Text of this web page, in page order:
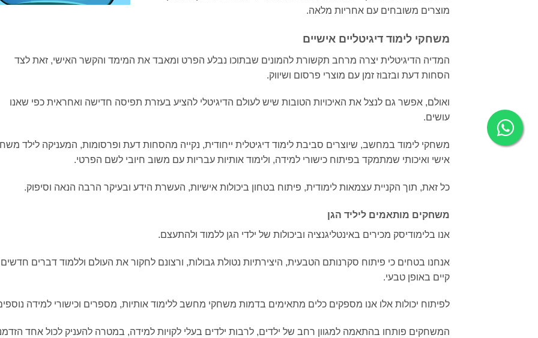
מוצרים משובחים עם אחריות מלאה.
משחקי לימוד דיגיטליים אישיים
המדיה הדיגיטלית יצרה מרחב תקשורת להמונים שבתוכו נבלע הפרט ומאבד את המימד והקשר האישי, זאת לצד
הסחות דעת ובזבוז זמן עם מוצרי פרסום ושיווק.
ואולם, אפשר גם לנצל את האיכויות הטובות שיש לעולם הדיגיטלי להציע בעזרת תפיסה חדישה ואחראית כפי שאנו
עושים.
משחקי לימוד במחשב, שיוצרים סביבת לימוד דיגיטלית ייחודית, נקייה מהסחות דעת ופרסומות, המעניקה לילד
אישי ואיכותי שמתמקד בפיתוח כישורי למידה, ולימוד אותיות עבריות עם משוב חיובי לשם הפרטי.
כל זאת, תוך הקניית עצמאות לימודית, פיתוח בטחון ביכולות אישיות, העשרת הידע ובעיקר הרבה הנאה וסיפוק.
משחקים מותאמים ליליד הגן
אנו בלימודיסק מכירים באינטליגנציה וביכולות של ילדי הגן ללמוד ולהתעצם.
אנחנו בטחים כי פיתוח סקרנותם הטבעית, היצירתיות נטולת גבולות, ורצונם לחקור את העולם וללמוד דברים
קיים באופן טבעי.
לפיתוח יכולות אלו אנו מספקים כלים מתאימים בדמות משחקי מחשב ללימוד אותיות, מספרים וכישורי למידה
המשחקים פותחו בהתאמה למגוון רחב של ילדים, לרבות ילדים בעלי לקויות למידה, במטרה להעניק לכול אחד